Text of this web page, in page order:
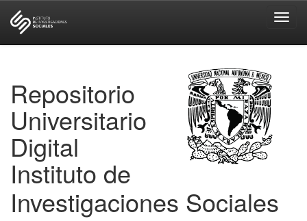
Repositorio
Universitario
Digital
Instituto de
Investigaciones Sociales